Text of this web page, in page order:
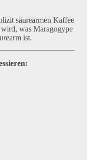
säurearmen Kaffee
was Maragogype
ist.